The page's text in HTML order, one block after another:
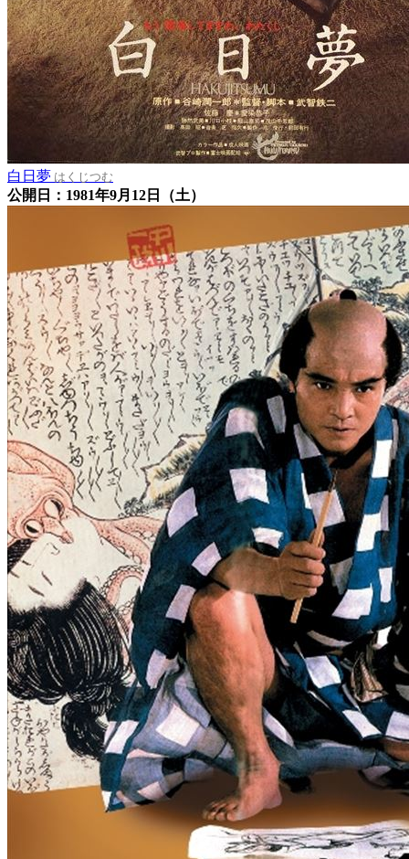
白日夢 はくじつむ
公開日：1981年9月12日（土）